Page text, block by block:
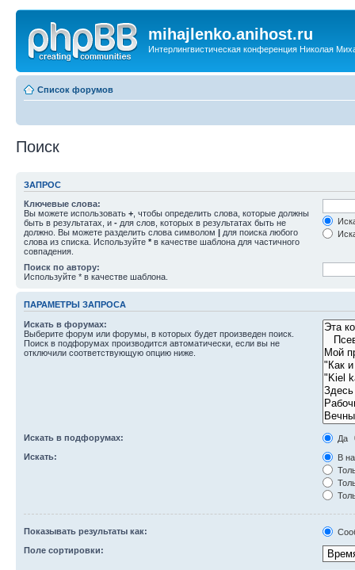
mihajlenko.anihost.ru
Интерлингвистическая конференция Николая
Список форумов
Поиск
ЗАПРОС
Ключевые слова:
Вы можете использовать + , чтобы определить слова, которые должны
быть в результатах, и - для слов, которых в результатах быть не
должно. Вы можете разделить слова символом | для поиска любого
слова из списка. Используйте * в качестве шаблона для частичного
совпадения.
Поиск по автору:
Используйте * в качестве шаблона.
ПАРАМЕТРЫ ЗАПРОСА
Искать в форумах:
Выберите форум или форумы, в которых будет произведен поиск.
Поиск в подфорумах производится автоматически, если вы не
отключили соответствующую опцию ниже.
Искать в подфорумах:
Да
Искать:
В
Показывать результаты как:
Поле сортировки: